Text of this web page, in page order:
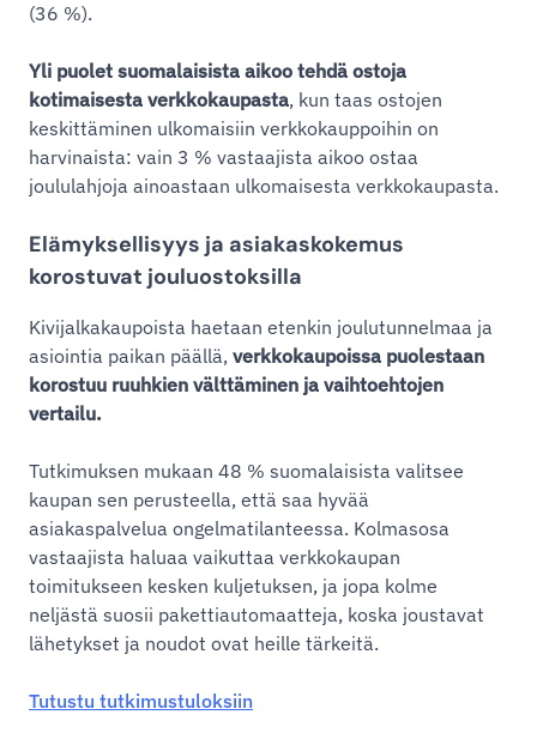
(36 %).
Yli puolet suomalaisista aikoo tehdä ostoja
kotimaisesta verkkokaupasta, kun taas ostojen
keskittäminen ulkomaisiin verkkokauppoihin on
harvinaista: vain 3 % vastaajista aikoo ostaa
joululahjoja ainoastaan ulkomaisesta verkkokaupasta.
Elämyksellisyys ja asiakaskokemus
korostuvat jouluostoksilla
Kivijalkakaupoista haetaan etenkin joulutunnelmaa ja
asiointia paikan päällä, verkkokaupoissa puolestaan
korostuu ruuhkien välttäminen ja vaihtoehtojen
vertailu.
Tutkimuksen mukaan 48 % suomalaisista valitsee
kaupan sen perusteella, että saa hyvää
asiakaspalvelua ongelmatilanteessa. Kolmasosa
vastaajista haluaa vaikuttaa verkkokaupan
toimitukseen kesken kuljetuksen, ja jopa kolme
neljästä suosii pakettiautomaatteja, koska joustavat
lähetykset ja noudot ovat heille tärkeitä.
Tutustu tutkimustuloksiin